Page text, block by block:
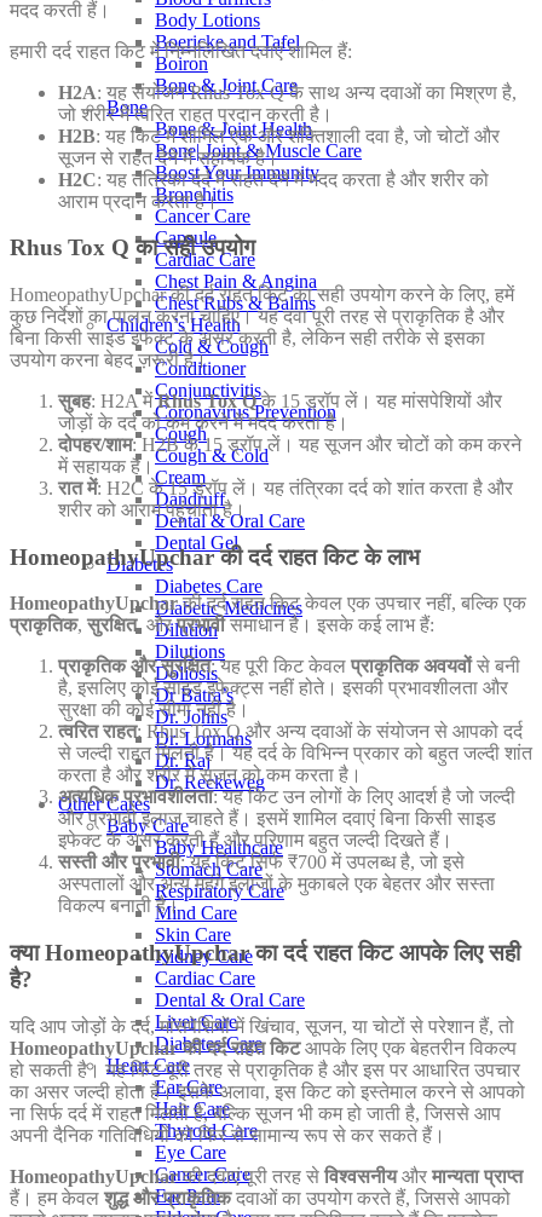
Body Lotions
Boericke and Tafel
Boiron
Bone & Joint Care
Bone
Bone & Joint Health
Bone| Joint & Muscle Care
Boost Your Immunity
Bronchitis
Cancer Care
Capsule
Cardiac Care
Chest Pain & Angina
Chest Rubs & Balms
Children’s Health
Cold & Cough
Conditioner
Conjunctivitis
Coronavirus Prevention
Cough
Cough & Cold
Cream
Dandruff
Dental & Oral Care
Dental Gel
Diabetes
Diabetes Care
Diabetic Medicines
Dilution
Dilutions
Doliosis
Dr Batra’s
Dr. Johns
Dr. Lormans
Dr. Raj
Dr. Reckeweg
Other Cares
Baby Care
Baby Healthcare
Stomach Care
Respiratory Care
Mind Care
Skin Care
Kidney Care
Cardiac Care
Dental & Oral Care
Liver Care
Diabetes Care
Heart Care
Ear Care
Hair Care
Thyroid Care
Eye Care
Cancer Care
Ear Pain
मदद करती हैं।
हमारी दर्द राहत किट में निम्नलिखित दवाएं शामिल हैं:
H2A: यह संयोजन Rhus Tox Q के साथ अन्य दवाओं का मिश्रण है,
जो शरीर में त्वरित राहत प्रदान करती है।
H2B: यह किट में शामिल एक और शक्तिशाली दवा है, जो चोटों और
सूजन से राहत देने में सहायक है।
H2C: यह तंत्रिका दर्द में राहत देने में मदद करता है और शरीर को
आराम प्रदान करता है।
Rhus Tox Q का सही उपयोग
HomeopathyUpchar की दर्द राहत किट का सही उपयोग करने के लिए, हमें
कुछ निर्देशों का पालन करना चाहिए। यह दवा पूरी तरह से प्राकृतिक है और
बिना किसी साइड इफेक्ट के असर करती है, लेकिन सही तरीके से इसका
उपयोग करना बेहद ज़रूरी है।
सुबह: H2A मेंRhus Tox Qके 15 ड्रॉप लें। यह मांसपेशियों और
जोड़ों के दर्द को कम करने में मदद करता है।
दोपहर/शाम: H2B के 15 ड्रॉप लें। यह सूजन और चोटों को कम करने
में सहायक है।
रात में: H2C के 15 ड्रॉप लें। यह तंत्रिका दर्द को शांत करता है और
शरीर को आराम पहुंचाता है।
HomeopathyUpchar की दर्द राहत किट के लाभ
HomeopathyUpcharकी दर्द राहत किट केवल एक उपचार नहीं, बल्कि एक
प्राकृतिक, सुरक्षित, औरप्रभावीसमाधान है। इसके कई लाभ हैं:
प्राकृतिक और सुरक्षित: यह पूरी किट केवल प्राकृतिक अवयवोंसे बनी
है, इसलिए कोई साइड इफेक्ट्स नहीं होते। इसकी प्रभावशीलता और
सुरक्षा की कोई सीमा नहीं है।
त्वरित राहत: Rhus Tox Q और अन्य दवाओं के संयोजन से आपको दर्द
से जल्दी राहत मिलती है। यह दर्द के विभिन्न प्रकार को बहुत जल्दी शांत
करता है और शरीर में सूजन को कम करता है।
अत्यधिक प्रभावशीलता: यह किट उन लोगों के लिए आदर्श है जो जल्दी
और प्रभावी इलाज चाहते हैं। इसमें शामिल दवाएं बिना किसी साइड
इफेक्ट के असर करती हैं और परिणाम बहुत जल्दी दिखते हैं।
सस्ती और प्रभावी: यह किट सिर्फ ₹700 में उपलब्ध है, जो इसे
अस्पतालों और अन्य महंगे इलाजों के मुकाबले एक बेहतर और सस्ता
विकल्प बनाती है।
क्या HomeopathyUpchar का दर्द राहत किट आपके लिए सही
है?
यदि आप जोड़ों के दर्द, मांसपेशियों में खिंचाव, सूजन, या चोटों से परेशान हैं, तो
HomeopathyUpchar की दर्द राहत किटआपके लिए एक बेहतरीन विकल्प
हो सकती है। यह किट पूरी तरह से प्राकृतिक है और इस पर आधारित उपचार
का असर जल्दी होता है। इसके अलावा, इस किट को इस्तेमाल करने से आपको
ना सिर्फ दर्द में राहत मिलती है, बल्कि सूजन भी कम हो जाती है, जिससे आप
अपनी दैनिक गतिविधियों को फिर से सामान्य रूप से कर सकते हैं।
HomeopathyUpcharकी दवाएं पूरी तरह से विश्वसनीयऔर मान्यता प्राप्त
हैं। हम केवल शुद्ध और प्राकृतिकदवाओं का उपयोग करते हैं, जिससे आपको